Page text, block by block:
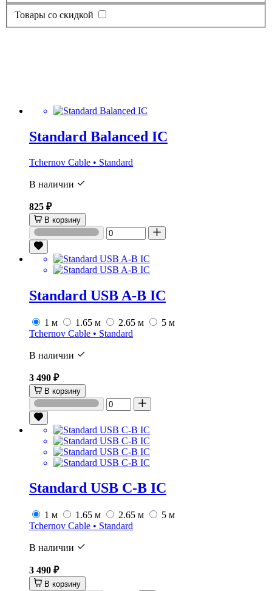
Товары со скидкой
Standard Balanced IC
Tchernov Cable • Standard
В наличии
825 ₽
В корзину
Standard USB A-B IC
1 м 1.65 м 2.65 м
5 м
Tchernov Cable • Standard
В наличии
3 490 ₽
В корзину
Standard USB C-B IC
1 м 1.65 м 2.65 м
5 м
Tchernov Cable • Standard
В наличии
3 490 ₽
В корзину